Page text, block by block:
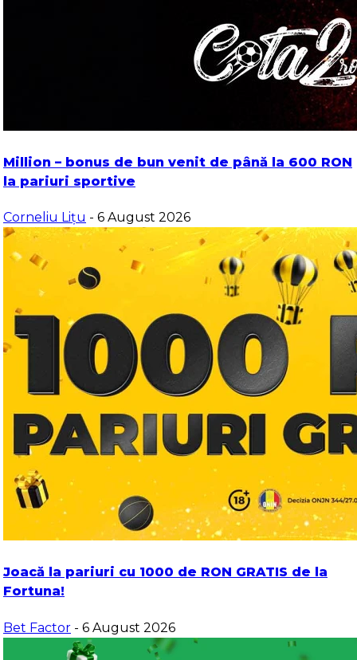
Million – bonus de bun venit de până la 600 RON
la pariuri sportive
Corneliu Lițu - 6 August 2026
Joacă la pariuri cu 1000 de RON GRATIS de la
Fortuna!
Bet Factor - 6 August 2026